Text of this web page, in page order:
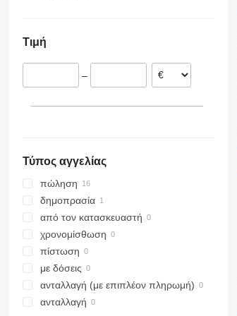
Smaragd
VariDiamant
Zirkon
Τιμή
–
Τύπος αγγελίας
πώληση
δημοπρασία
από τον κατασκευαστή
χρονομίσθωση
πίστωση
με δόσεις
ανταλλαγή (με επιπλέον πληρωμή)
ανταλλαγή